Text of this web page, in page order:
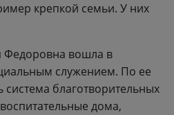
крепкой семьи. У них
Федоровна вошла в
служением. По ее
благотворительных
дома,